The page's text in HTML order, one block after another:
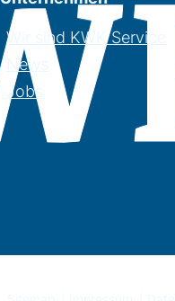
Wir sind KWK Service
News
Jobs